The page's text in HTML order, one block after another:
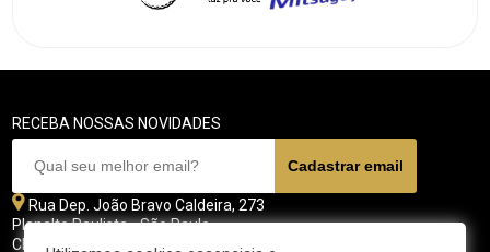
RECEBA NOSSAS NOVIDADES
Rua Dep. João Bravo Caldeira, 273
Planalto Paulista - São Paulo
CEP 04071 - 045